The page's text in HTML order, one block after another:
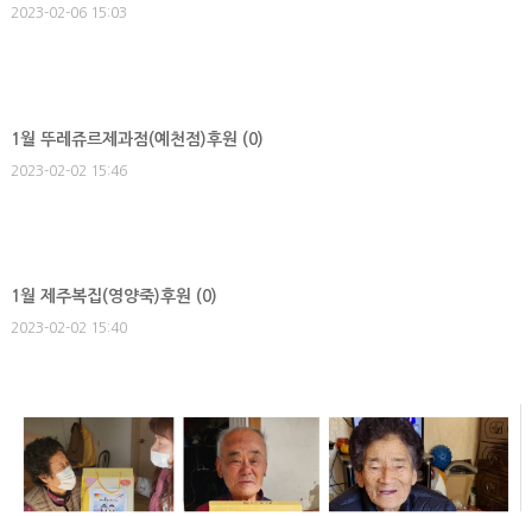
2023-02-06 15:03
1월 뚜레쥬르제과점(예천점)후원 (0)
2023-02-02 15:46
1월 제주복집(영양죽)후원 (0)
2023-02-02 15:40